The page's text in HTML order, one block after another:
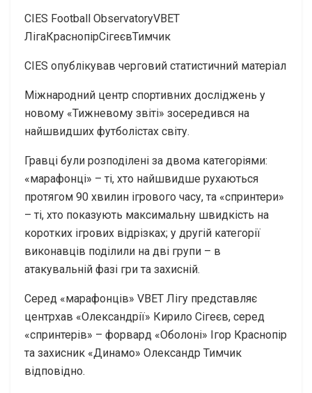
CIES Football Observatory​VBET
ЛігаКраснопірСігеєвТимчик
CIES опублікував черговий статистичний матеріал
Міжнародний центр спортивних досліджень у
новому «Тижневому звіті» зосередився на
найшвидших футболістах світу.
Гравці були розподілені за двома категоріями:
«марафонці» – ті, хто найшвидше рухаються
протягом 90 хвилин ігрового часу, та «спринтери»
– ті, хто показують максимальну швидкість на
коротких ігрових відрізках; у другій категорії
виконавців поділили на дві групи – в
атакувальній фазі гри та захисній.
Серед «марафонців» VBET Лігу представляє
центрхав «Олександрії» Кирило Сігеєв, серед
«спринтерів» – форвард «Оболоні» Ігор Краснопір
та захисник «Динамо» Олександр Тимчик
відповідно.